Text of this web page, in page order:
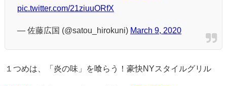
pic.twitter.com/21ziuuORfX
— 佐藤広国 (@satou_hirokuni) March 9, 2020
１つめは、「炎の味」を喰らう！豪快NYスタイルグリル